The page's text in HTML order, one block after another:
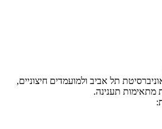
תל אביב ולמועמדים חיצוניים,
מתאימות תענינה.